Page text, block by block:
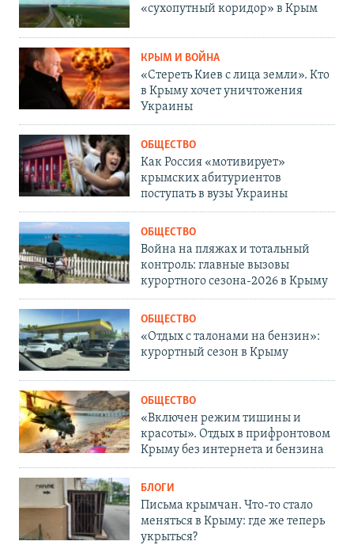
«сухопутный коридор» в Крым
КРЫМ И ВОЙНА
«Стереть Киев с лица земли». Кто
в Крыму хочет уничтожения
Украины
ОБЩЕСТВО
Как Россия «мотивирует»
крымских абитуриентов
поступать в вузы Украины
ОБЩЕСТВО
Война на пляжах и тотальный
контроль: главные вызовы
курортного сезона-2026 в Крыму
ОБЩЕСТВО
«Отдых с талонами на бензин»:
курортный сезон в Крыму
ОБЩЕСТВО
«Включен режим тишины и
красоты». Отдых в прифронтовом
Крыму без интернета и бензина
БЛОГИ
Письма крымчан. Что-то стало
меняться в Крыму: где же теперь
укрыться?